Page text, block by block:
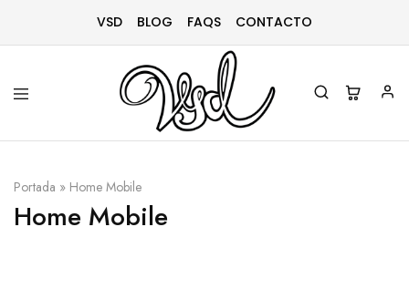
VSD BLOG FAQS CONTACTO
Vsd
Ropa
desde
1996
Portada » Home Mobile
Home Mobile